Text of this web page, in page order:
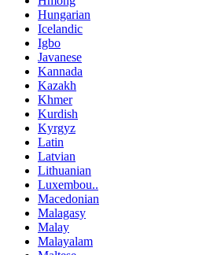
Hungarian
Icelandic
Igbo
Javanese
Kannada
Kazakh
Khmer
Kurdish
Kyrgyz
Latin
Latvian
Lithuanian
Luxembou..
Macedonian
Malagasy
Malay
Malayalam